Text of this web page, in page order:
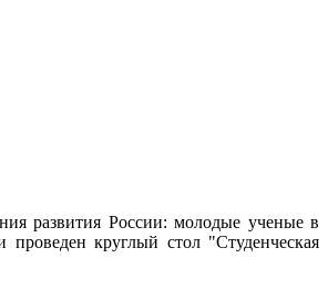
развития России: молодые ученые в
круглый стол "Студенческая